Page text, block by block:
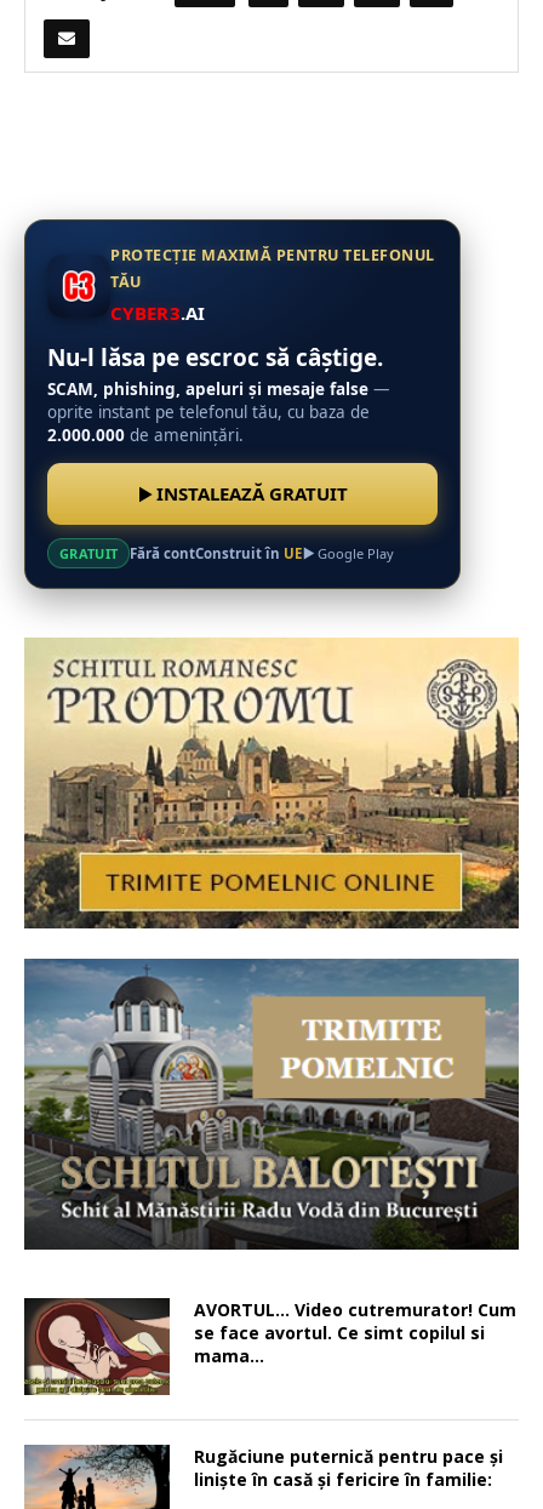
PROTECȚIE MAXIMĂ PENTRU TELEFONUL
TĂU
CYBER3.AI
Nu-l lăsa pe escroc să câștige.
SCAM, phishing, apeluri și mesaje false —
oprite instant pe telefonul tău, cu baza de
2.000.000 de amenințări.
INSTALEAZĂ GRATUIT
GRATUIT Fără contConstruit în UE Google Play
AVORTUL… Video cutremurator! Cum
se face avortul. Ce simt copilul si
mama…
Rugăciune puternică pentru pace şi
linişte în casă şi fericire în familie: